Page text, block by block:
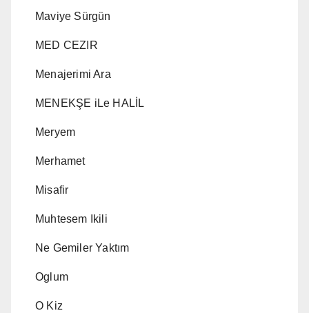
Maviye Sürgün
MED CEZIR
Menajerimi Ara
MENEKŞE iLe HALİL
Meryem
Merhamet
Misafir
Muhtesem Ikili
Ne Gemiler Yaktım
Oglum
O Kiz